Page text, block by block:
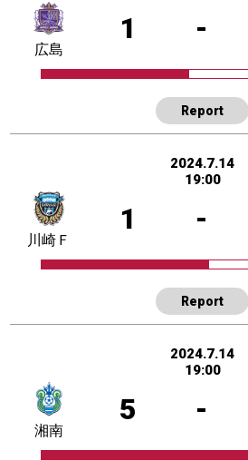
1 -
広島
Report
2024.7.14
19:00
1 -
川崎Ｆ
Report
2024.7.14
19:00
5 -
湘南